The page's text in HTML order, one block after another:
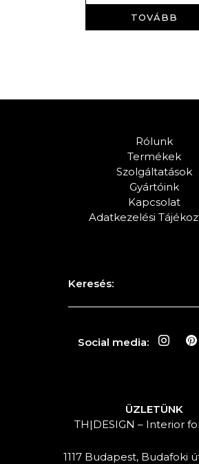
TOVÁBB
Rólunk
Termékek
Szolgáltatások
Gyártóink
Kapcsolat
Adatkezelési
Keresés:
Social media:
ÜZLETÜNK
TH|DESIGN – Interior
1117 Budapest, Budafoki